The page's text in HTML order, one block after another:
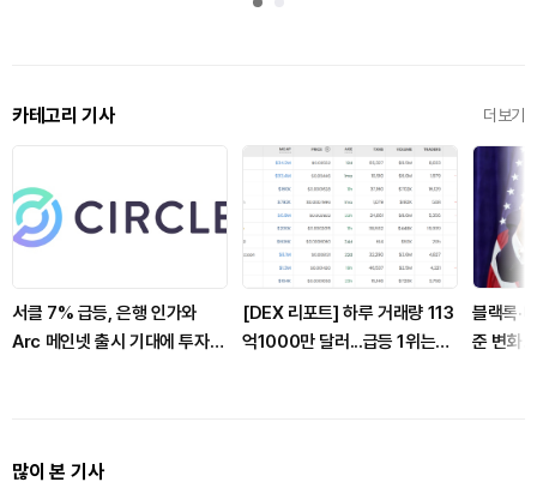
카테고리 기사 더보기
서클 7% 급등, 은행 인가와
Arc 메인넷 출시 기대에 투자자
[DEX 리포트] 하루 거래량 113
억1000만 달러...급등 1위는
블랙록·
준 변화…
많이 본 기사